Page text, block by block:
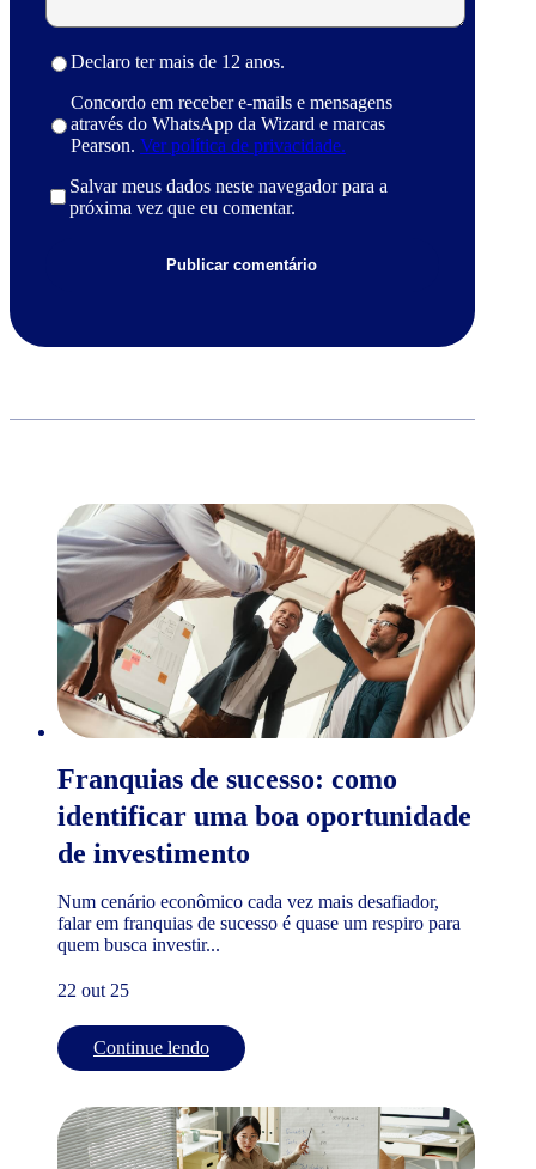
Declaro ter mais de 12 anos.
Concordo em receber e-mails e mensagens
através do WhatsApp da Wizard e marcas
Pearson. Ver política de privacidade.
Salvar meus dados neste navegador para a
próxima vez que eu comentar.
Franquias de sucesso: como
identificar uma boa oportunidade
de investimento
Num cenário econômico cada vez mais desafiador,
falar em franquias de sucesso é quase um respiro para
quem busca investir...
22 out 25
Continue lendo